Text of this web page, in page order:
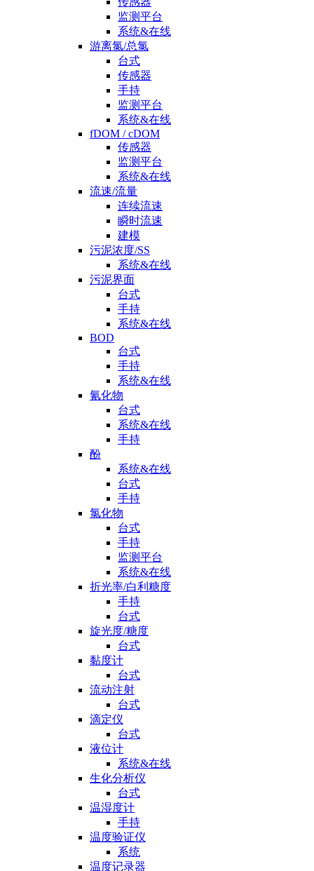
监测平台
系统&在线
游离氯/总氯
台式
传感器
手持
监测平台
系统&在线
fDOM / cDOM
传感器
监测平台
系统&在线
流速/流量
连续流速
瞬时流速
建模
污泥浓度/SS
系统&在线
污泥界面
台式
手持
系统&在线
BOD
台式
手持
系统&在线
氰化物
台式
系统&在线
手持
酚
系统&在线
台式
手持
氯化物
台式
手持
监测平台
系统&在线
折光率/白利糖度
手持
台式
旋光度/糖度
台式
黏度计
台式
流动注射
台式
滴定仪
台式
液位计
系统&在线
生化分析仪
台式
温湿度计
手持
温度验证仪
系统
温度记录器